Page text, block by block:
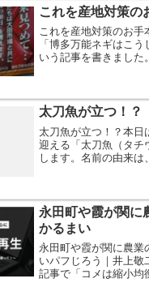
してはいけない領域だ
の怒りをかうだろう。
これを産地対策の
これを産地対策のお手
「博多万能ネギはこう
いう記事を書きました
は現れていません。市
を読んで産地対策の進
太刀魚が立つ！？
太刀魚が立つ！？本日
迎える「太刀魚（タチ
します。名前の由来は
に頭を上にして立ち泳
永田町や霞が関に
かるまい
永田町や霞が関に農業
いパフじろう｜井上敬
記事で「コメは縮小均